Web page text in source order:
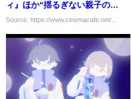
ィ』ほか“揺るぎない親子の
絆”を描く映画4選
Source: https://www.cinemacafe.net/...